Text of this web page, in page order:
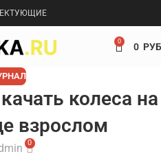
0 0
колеса на
взрослом
0